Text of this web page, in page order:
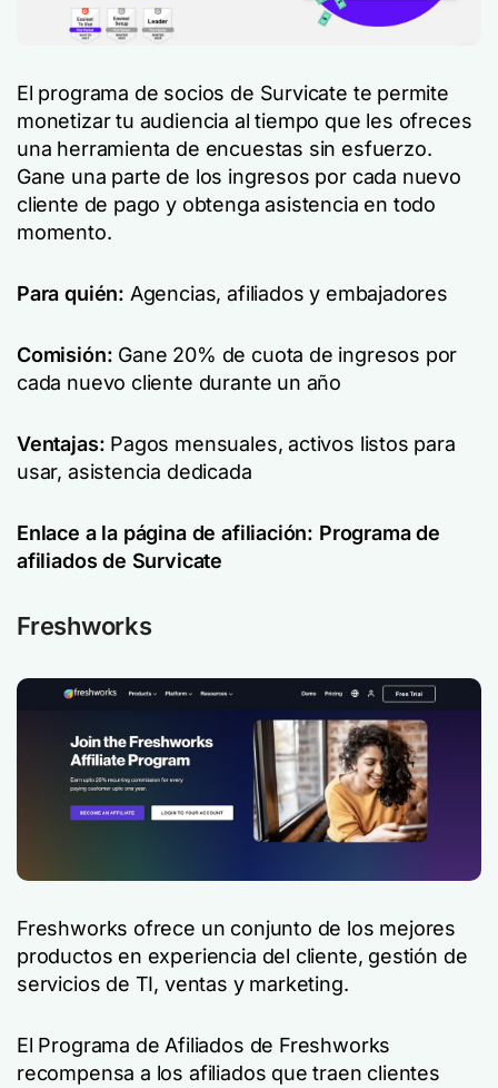
El programa de socios de Survicate te permite
monetizar tu audiencia al tiempo que les ofreces
una herramienta de encuestas sin esfuerzo.
Gane una parte de los ingresos por cada nuevo
cliente de pago y obtenga asistencia en todo
momento.
Para quién: Agencias, afiliados y embajadores
Comisión: Gane 20% de cuota de ingresos por
cada nuevo cliente durante un año
Ventajas: Pagos mensuales, activos listos para
usar, asistencia dedicada
Enlace a la página de afiliación: Programa de
afiliados de Survicate
Freshworks
Freshworks ofrece un conjunto de los mejores
productos en experiencia del cliente, gestión de
servicios de TI, ventas y marketing.
El Programa de Afiliados de Freshworks
recompensa a los afiliados que traen clientes